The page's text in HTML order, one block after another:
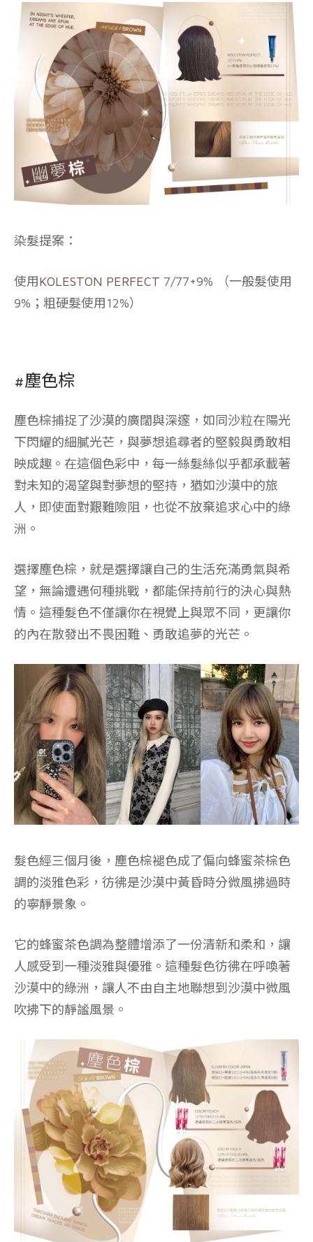
染髮提案：
使用KOLESTON PERFECT 7/77+9% （一般髮使用
9%；粗硬髮使用12%）
#塵色棕
塵色棕捕捉了沙漠的廣闊與深邃，如同沙粒在陽光
下閃耀的細膩光芒，與夢想追尋者的堅毅與勇敢相
映成趣。在這個色彩中，每一絲髮絲似乎都承載著
對未知的渴望與對夢想的堅持，猶如沙漠中的旅
人，即使面對艱難險阻，也從不放棄追求心中的綠
洲。
選擇塵色棕，就是選擇讓自己的生活充滿勇氣與希
望，無論遭遇何種挑戰，都能保持前行的決心與熱
情。這種髮色不僅讓你在視覺上與眾不同，更讓你
的內在散發出不畏困難、勇敢追夢的光芒。
髮色經三個月後，塵色棕褪色成了偏向蜂蜜茶棕色
調的淡雅色彩，彷彿是沙漠中黃昏時分微風拂過時
的寧靜景象。
它的蜂蜜茶色調為整體增添了一份清新和柔和，讓
人感受到一種淡雅與優雅。這種髮色彷彿在呼喚著
沙漠中的綠洲，讓人不由自主地聯想到沙漠中微風
吹拂下的靜謐風景。